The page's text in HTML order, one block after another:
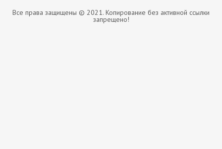
Все права защищены © 2021. Копирование без активной ссылки
запрещено!